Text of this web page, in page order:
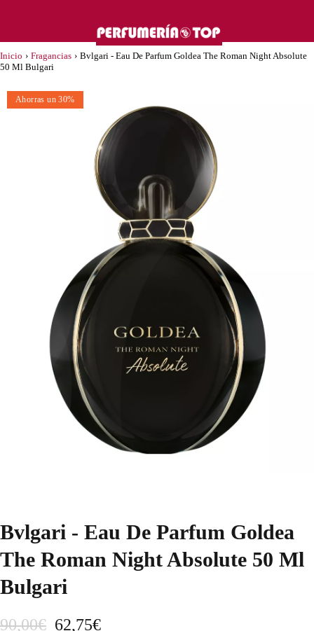
Inicio › Fragancias › Bvlgari - Eau De Parfum Goldea The Roman Night Absolute
50 Ml Bulgari
Ahorras un 30%
Bvlgari - Eau De Parfum Goldea
The Roman Night Absolute 50 Ml
Bulgari
90,00€ E
62,75€E